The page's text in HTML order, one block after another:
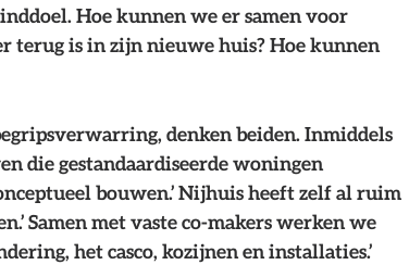
Hoe kunnen we er samen voor
terug is in zijn nieuwe huis? Hoe kunnen
denken beiden. Inmiddels
die gestandaardiseerde woningen
bouwen.’ Nijhuis heeft zelf al ruim
Samen met vaste co-makers werken we
het casco, kozijnen en installaties.’